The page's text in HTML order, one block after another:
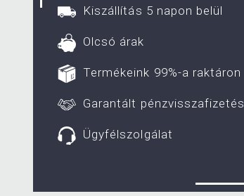
Kiszállítás 5 napon belül
Olcsó árak
Termékeink 99%-a raktáron
Garantált pénzvisszafizetés
Ügyfélszolgálat